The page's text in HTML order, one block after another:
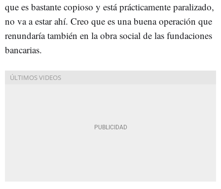
que es bastante copioso y está prácticamente paralizado,
no va a estar ahí. Creo que es una buena operación que
renundaría también en la obra social de las fundaciones
bancarias.